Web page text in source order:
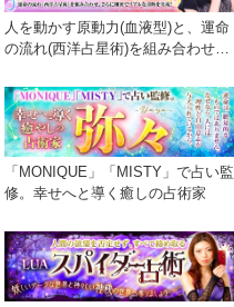
人を動かす原動力(血液型)と、運命
の流れ(西洋占星術)を組み合わせ、
「MONIQUE」「MISTY」で占い監
修。幸せへと導く癒しの占術家